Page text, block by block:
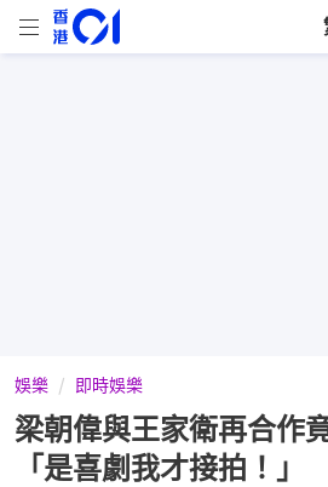
娛樂 即時娛樂
梁朝偉與王家衛再合作
「是喜劇我才接拍！」